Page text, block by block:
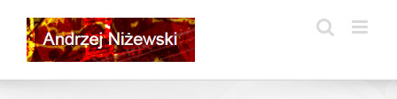
Skip
content